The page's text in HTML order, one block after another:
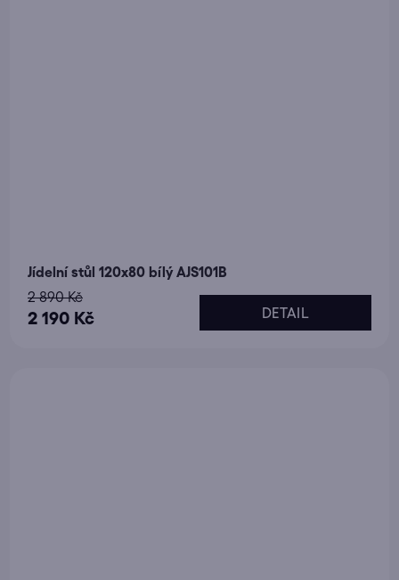
Jídelní stůl 120x80 bílý AJS101B
2 190 Kč
2 890 Kč
DETAIL